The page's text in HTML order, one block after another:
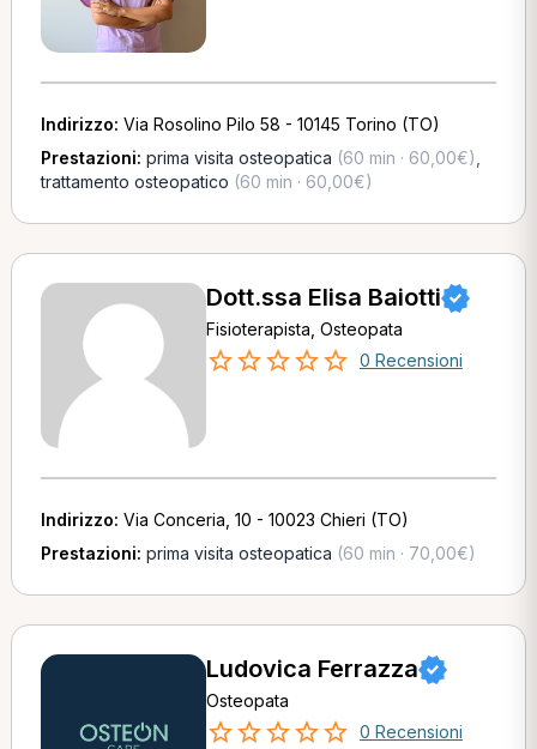
Indirizzo: Via Rosolino Pilo 58 - 10145 Torino (TO)
Prestazioni: prima visita osteopatica (60 min · 60,00€)
trattamento osteopatico (60 min · 60,00€)
Dott.ssa Elisa Baiotti
Fisioterapista, Osteopata
0 Recensioni
Indirizzo: Via Conceria, 10 - 10023 Chieri (TO)
Prestazioni: prima visita osteopatica (60 min · 70,00€)
Ludovica Ferrazza
Osteopata
0 Recensioni